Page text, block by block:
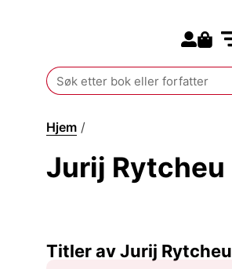
Search
for:
Hjem /
Jurij Rytcheu
Titler av Jurij Rytcheu